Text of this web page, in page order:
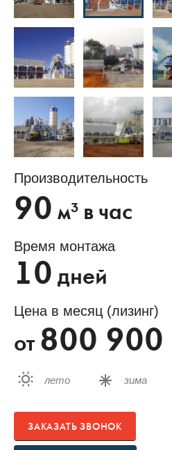
Производительность
90 м3 в час
Время монтажа
10 дней
Цена в месяц (лизинг)
от 800 900
лето зима
ЗАКАЗАТЬ ЗВОНОК